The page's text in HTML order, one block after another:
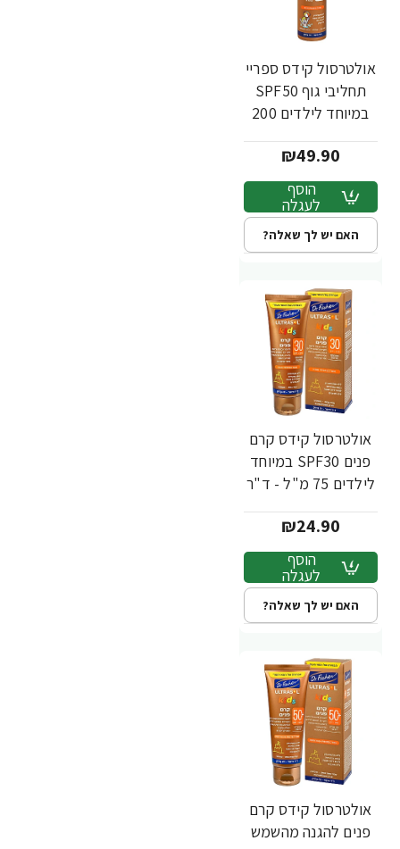
אולטרסול קידס ספריי
תחליבי גוף SPF50
במיוחד לילדים 200
₪49.90
הוסף
לעגלה
האם יש לך שאלה?
אולטרסול קידס קרם
פנים SPF30 במיוחד
לילדים 75 מ"ל - ד"ר
₪24.90
הוסף
לעגלה
האם יש לך שאלה?
אולטרסול קידס קרם
פנים להגנה מהשמש